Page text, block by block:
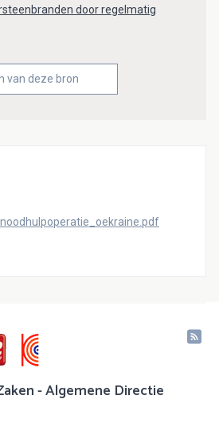
door regelmatig
van deze bron
- Algemene Directie